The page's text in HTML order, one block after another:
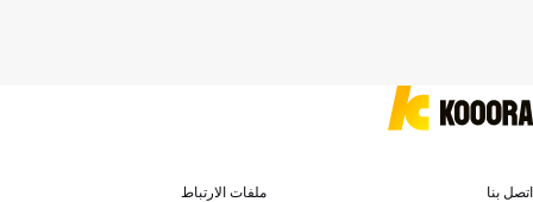
اتصل بنا ملفات الارتباط